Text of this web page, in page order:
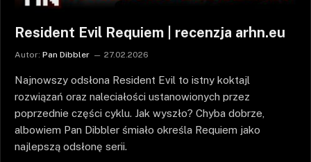
Resident Evil Requiem | recenzja arhn.eu
Autor: Pan Dibbler 27.02.2026
Najnowszy odsłona Resident Evil to istny koktajl
rozwiązań oraz naleciałości ustanowionych przez
poprzednie części cyklu. Jak wyszło? Chyba dobrze,
albowiem Pan Dibbler śmiało określa Requiem jako
najlepszą odsłonę serii.